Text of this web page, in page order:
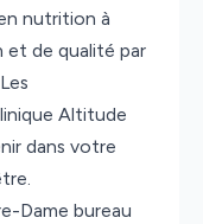
nutrition à
et de qualité par
Altitude
dans votre
Dame bureau